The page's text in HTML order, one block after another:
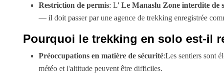
Restriction de permis: L' Le Manaslu Zone interdite de
— il doit passer par une agence de trekking enregistrée
Pourquoi le trekking en solo est-il
Préoccupations en matière de sécurité:Les sentiers sont
météo et l'altitude peuvent être difficiles.